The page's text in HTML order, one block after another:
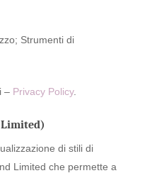
Strumenti di
– Privacy Policy.
Limited)
di stili di
Limited che permette a